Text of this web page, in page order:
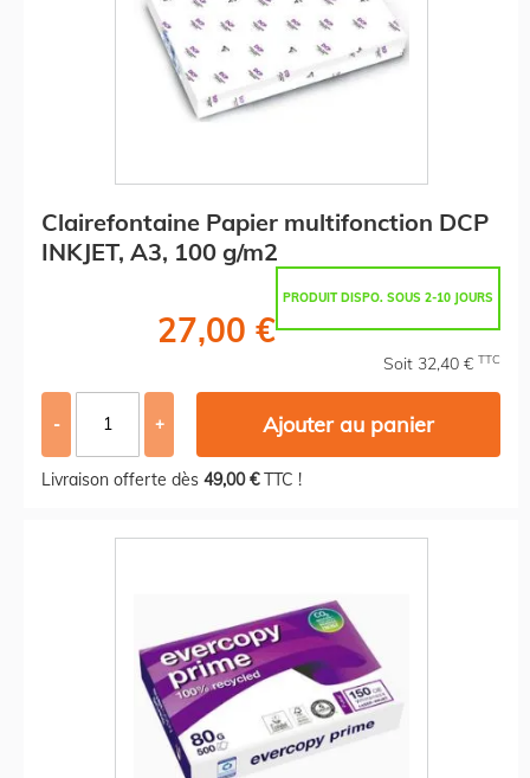
Clairefontaine Papier multifonction DCP
INKJET, A3, 100 g/m2
PRODUIT DISPO. SOUS 2-10 JOURS
27,00 €
Soit 32,40 € TTC
- + Ajouter au panier
Livraison offerte dès 49,00 €TTC !